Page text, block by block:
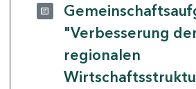
"Verbesserung
regionalen